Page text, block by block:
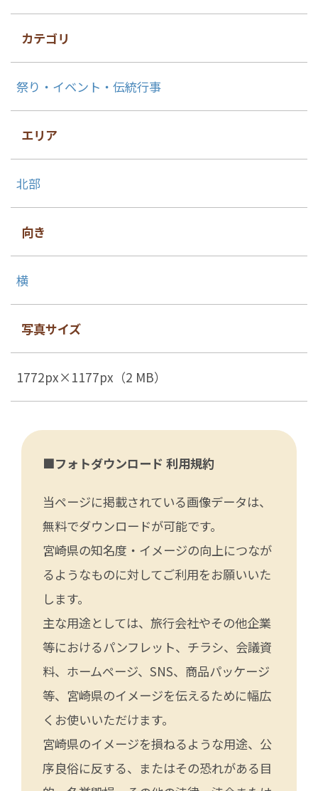
カテゴリ
祭り・イベント・伝統行事
エリア
北部
向き
横
写真サイズ
1772px×1177px（2 MB）
■フォトダウンロード 利用規約
当ページに掲載されている画像データは、
無料でダウンロードが可能です。
宮崎県の知名度・イメージの向上につなが
るようなものに対してご利用をお願いいた
します。
主な用途としては、旅行会社やその他企業
等におけるパンフレット、チラシ、会議資
料、ホームページ、SNS、商品パッケージ
等、宮崎県のイメージを伝えるために幅広
くお使いいただけます。
宮崎県のイメージを損ねるような用途、公
序良俗に反する、またはその恐れがある目